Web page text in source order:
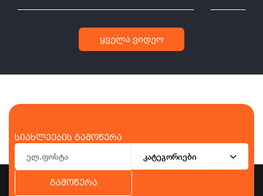
ყველა ვიდეო
სიახლეების გამოწერა
კატეგორიები
გამოწერა